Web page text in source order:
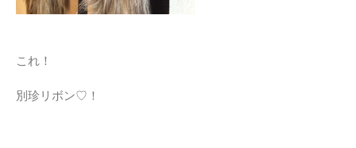
これ！
別珍リボン♡！